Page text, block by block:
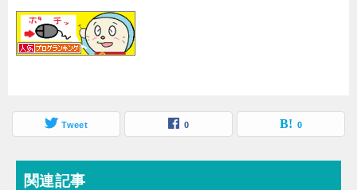
Tweet 0 0
関連記事